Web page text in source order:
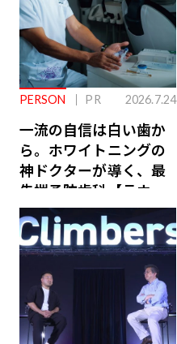
PERSON PR 2026.7.24
一流の自信は白い歯か
ら。ホワイトニングの
神ドクターが導く、最
先端予防歯科【ラウン
ジ会員特典あり】